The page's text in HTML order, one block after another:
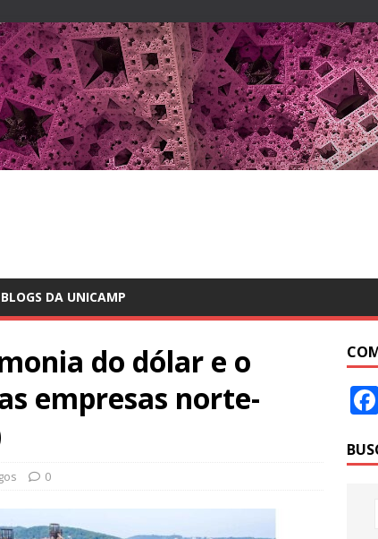
BLOGS DA UNICAMP
do dólar e o
empresas norte-
0